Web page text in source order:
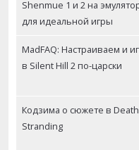
Shenmue 1 и 2 на
для идеальной игры
MadFAQ: Настраиваем и
в Silent Hill 2 по-царски
Кодзима о сюжете в Death
Stranding